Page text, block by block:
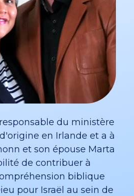
du ministère
en Irlande et a à
et son épouse Marta
de contribuer à
biblique
pour Israël au sein de